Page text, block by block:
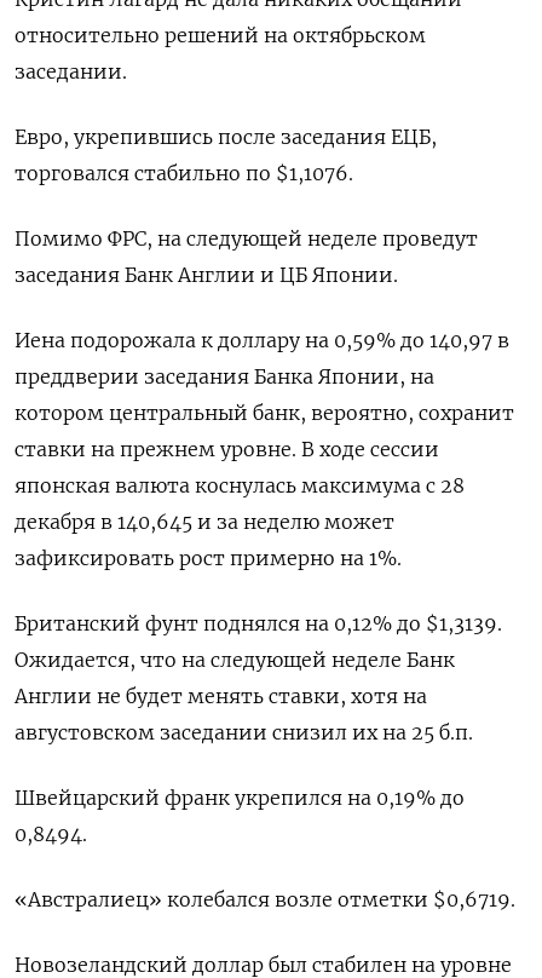
относительно решений на октябрьском
заседании.
Евро, укрепившись после заседания ЕЦБ,
торговался стабильно по $1,1076​.
Помимо ФРС, на следующей неделе проведут
заседания Банк Англии и ЦБ Японии.
Иена подорожала к доллару на 0,59%​ до 140,97 в
преддверии заседания Банка Японии, на
котором центральный банк, вероятно, сохранит
ставки на прежнем уровне. В ходе сессии
японская валюта коснулась максимума с 28
декабря в 140,645 и за неделю может
зафиксировать рост примерно на 1%.
Британский фунт поднялся на 0,12% до $1,3139​.
Ожидается, что на следующей неделе Банк
Англии не будет менять ставки, хотя на
августовском заседании снизил их на 25 б.п.
Швейцарский франк укрепился на 0,19% до
0,8494​.
«Австралиец» колебался возле отметки $0,6719​.
Новозеландский доллар был стабилен на уровне